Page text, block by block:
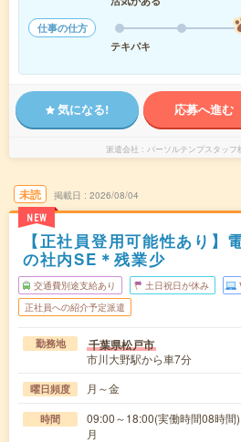
仕事の仕方
テキパキ
気になる! 応募へ進む
派遣会社 パーソルテンプスタッ
未読
NEW
掲載日 2026/08/04
【正社員登用可能性あり】
の社内SE＊残業少
交通費別途支給あり 土日祝日が休み
正社員への紹介予定派遣
勤務地 千葉県松戸市
市川大野駅から車7分
曜日頻度 月～金
時間
09:00～18:00(実働時間08時間
月